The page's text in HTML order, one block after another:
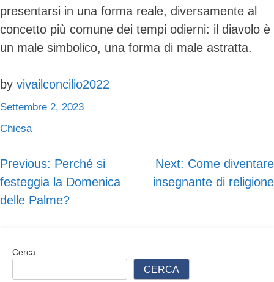
presentarsi in una forma reale, diversamente al
concetto più comune dei tempi odierni: il diavolo è
un male simbolico, una forma di male astratta.
by vivailconcilio2022
Settembre 2, 2023
Chiesa
Navigazione
articoli
Previous: Perché si
festeggia la Domenica
delle Palme?
Next: Come diventare
insegnante di religione
Cerca
CERCA